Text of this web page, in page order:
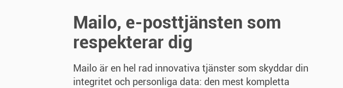
Mailo, e-posttjänsten som
respekterar dig
Mailo är en hel rad innovativa tjänster som skyddar din
integritet och personliga data: den mest kompletta